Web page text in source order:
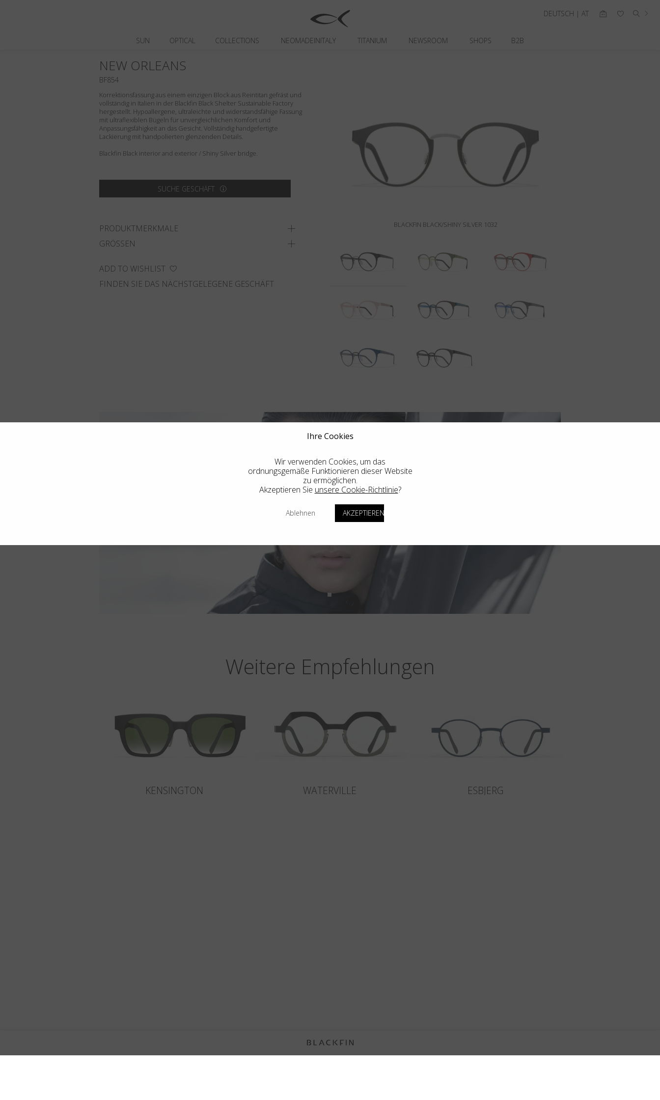
SUN OPTICAL COLLECTIONS NEOMADEINITALY TITANIUM NEWSROOM SHOPS B2B
DEUTSCH | AT
BLACKFIN BLACK/SHINY SILVER 1032
Korrektionsfassung aus einem einzigen Block aus Reintitan gefräst und
vollständig in Italien in der Blackfin Black Shelter Sustainable Factory
hergestellt. Hypoallergene, ultraleichte und widerstandsfähige Fassung
mit ultraflexiblen Bügeln für unvergleichlichen Komfort und
Anpassungsfähigkeit an das Gesicht. Vollständig handgefertigte
Lackierung mit handpolierten glenzenden Details.
Blackfin Black interior and exterior / Shiny Silver bridge.
SUCHE GESCHÄFT
PRODUKTMERKMALE
GRÖSSEN
ADD TO WISHLIST
FINDEN SIE DAS NÄCHSTGELEGENE GESCHÄFT
Weitere Empfehlungen
KENSINGTON WATERVILLE ESBJERG
NEW ORLEANS
BF854
Ihre Cookies
Wir verwenden Cookies, um das
ordnungsgemäße Funktionieren dieser Website
zu ermöglichen.
Akzeptieren Sie unsere Cookie-Richtlinie?
Ablehnen AKZEPTIEREN